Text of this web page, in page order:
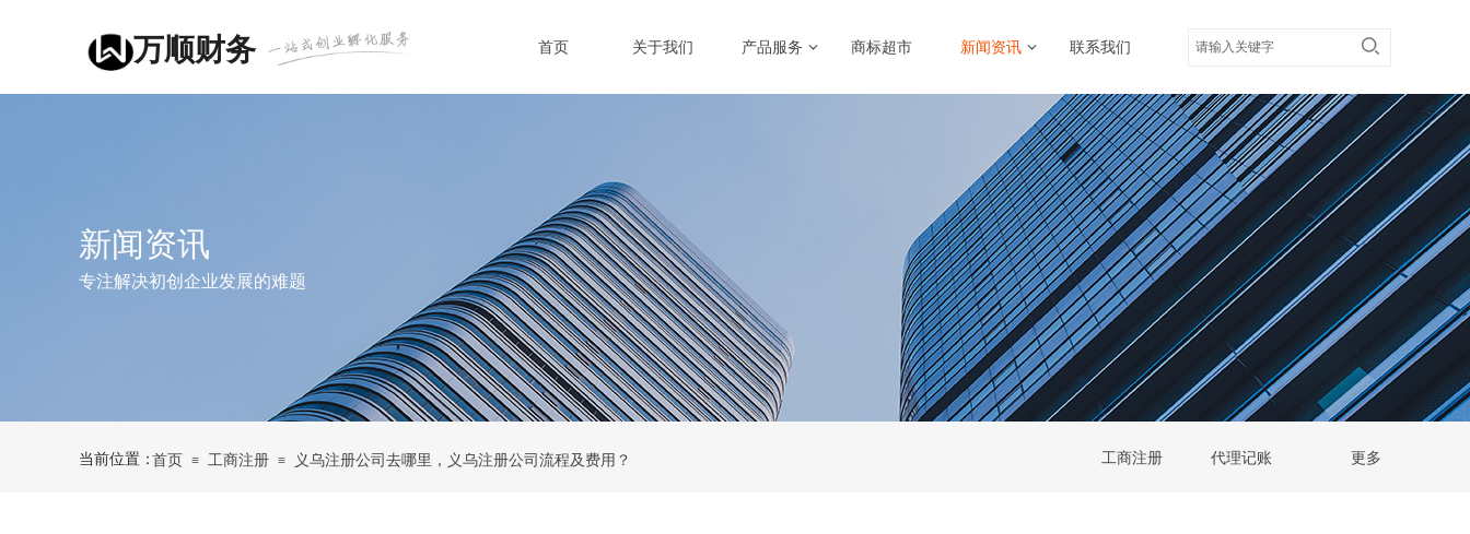
首页 关于我们 产品服务 商标超市 新闻资讯 联系我们
万顺财务
新闻资讯
专注解决初创企业发展的难题
首页 ≡ 工商注册 ≡ 义乌注册公司去哪里，义乌注册公司流程及费用？ 工商注册 代理记账 更多
当前位置：